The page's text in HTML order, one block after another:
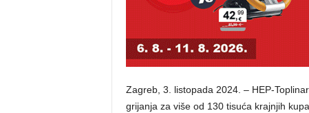
Zagreb, 3. listopada 2024. – HEP-
grijanja za više od 130 tisuća krajnjih